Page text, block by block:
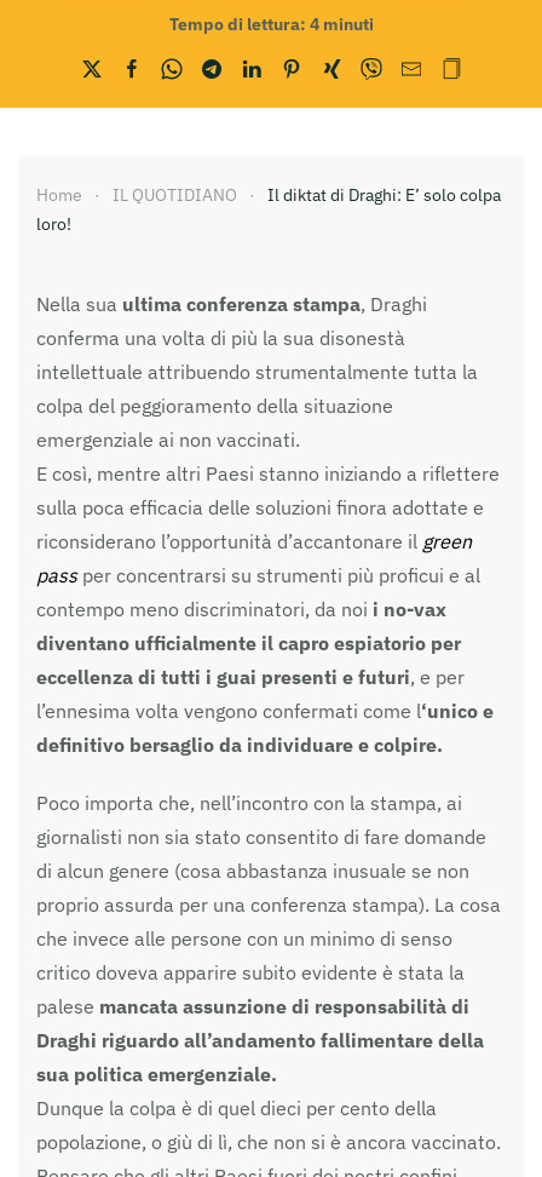
Tempo di lettura: 4 minuti
Home IL QUOTIDIANO
Il diktat di Draghi: E’ solo colpa
loro!
Nella sua ultima conferenza stampa, Draghi
conferma una volta di più la sua disonestà
intellettuale attribuendo strumentalmente tutta la
colpa del peggioramento della situazione
emergenziale ai non vaccinati.
E così, mentre altri Paesi stanno iniziando a riflettere
sulla poca efficacia delle soluzioni finora adottate e
riconsiderano l’opportunità d’accantonare il green
passper concentrarsi su strumenti più proficui e al
contempo meno discriminatori, da noi i no-vax
diventano ufficialmente il capro espiatorio per
eccellenza di tutti i guai presenti e futuri, e per
l’ennesima volta vengono confermati come l‘unico e
definitivo bersaglio da individuare e colpire.
Poco importa che, nell’incontro con la stampa, ai
giornalisti non sia stato consentito di fare domande
di alcun genere (cosa abbastanza inusuale se non
proprio assurda per una conferenza stampa). La cosa
che invece alle persone con un minimo di senso
critico doveva apparire subito evidente è stata la
palese mancata assunzione di responsabilità di
Draghi riguardo all’andamento fallimentare della
sua politica emergenziale.
Dunque la colpa è di quel dieci per cento della
popolazione, o giù di lì, che non si è ancora vaccinato.